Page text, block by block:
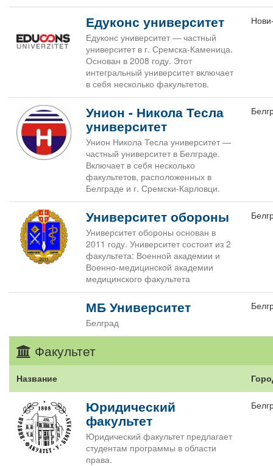
Едуконс университет
Едуконс университет — частный
университет в г. Сремска-Каменица.
Основан в 2008 году. Этот
интегральный университет включает
в себя несколько факультетов.
Унион - Никола Тесла
университет
Унион Никола Тесла университет —
частный университет в Белграде.
Включает в себя несколько
факультетов, расположенных в
Белграде и г. Сремски-Карловци.
Университет обороны
Университет обороны основан в
2011 году. Университет состоит из 2
факультета: Военной академии и
Военно-медицинской академии
медицинского факультета
МБ Университет
Белград
Факультет
Название
Юридический
факультет
Юридический факультет предлагает
студентам программы в области
права.